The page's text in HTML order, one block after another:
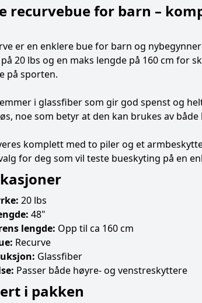
recurvebue for barn –
er en enklere bue for barn og
20 lbs og en maks lengde på 160 cm for
på sporten.
i glassfiber som gir god spenst og
noe som betyr at den kan brukes av
komplett med to piler og et
for deg som vil teste bueskyting på en
20 lbs
48"
lengde: Opp til ca 160 cm
Recurve
Glassfiber
Passer både høyre- og venstreskyttere
i pakken